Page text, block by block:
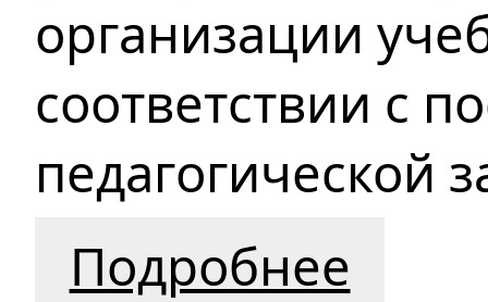
организации
соответствии с
педагогической
Подробнее